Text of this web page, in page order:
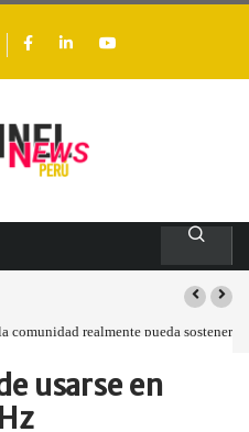
comunidad realmente pueda sostener
Red 4G…
usarse en